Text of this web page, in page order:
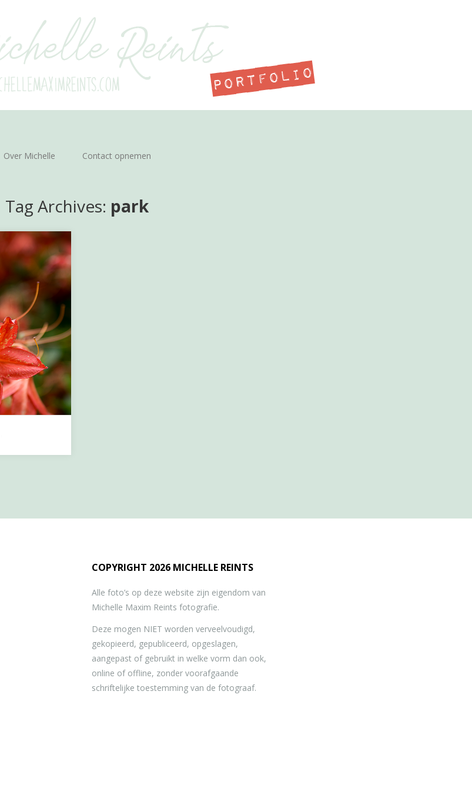
Over Michelle Contact opnemen
Tag Archives: park
COPYRIGHT 2026 MICHELLE REINTS
Alle foto’s op deze website zijn eigendom van
Michelle Maxim Reints fotografie.
Deze mogen NIET worden verveelvoudigd,
gekopieerd, gepubliceerd, opgeslagen,
aangepast of gebruikt in welke vorm dan ook,
online of offline, zonder voorafgaande
schriftelijke toestemming van de fotograaf.